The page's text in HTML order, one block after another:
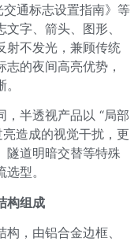
通标志设置指南》等
字、箭头、图形、
射不发光，兼顾传统
的夜间高亮优势，
半透视产品以 “局部
造成的视觉干扰，更
隧道明暗交替等特殊
型。
构组成
，由铝合金边框、